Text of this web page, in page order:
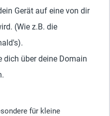
Gerät auf eine von dir
(Wie z.B. die
dich über deine Domain
für kleine